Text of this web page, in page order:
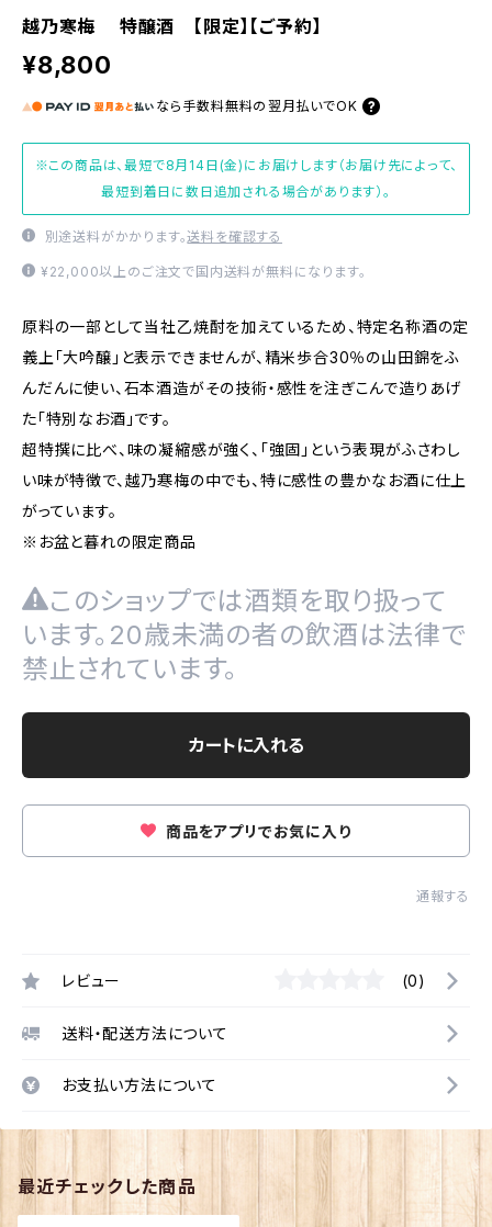
越乃寒梅 特醸酒 【限定】【ご予約】
¥8,800
なら 手数料無料の 翌月払いでOK
※この商品は、最短で8月14日(金)にお届けします（お届け先によって、
最短到着日に数日追加される場合があります）。
別途送料がかかります。送料を確認する
¥22,000以上のご注文で国内送料が無料になります。
原料の一部として当社乙焼酎を加えているため、特定名称酒の定
義上「大吟醸」と表示できませんが、精米歩合30％の山田錦をふ
んだんに使い、石本酒造がその技術・感性を注ぎこんで造りあげ
た「特別なお酒」です。
超特撰に比べ、味の凝縮感が強く、「強固」という表現がふさわし
い味が特徴で、越乃寒梅の中でも、特に感性の豊かなお酒に仕上
がっています。
※お盆と暮れの限定商品
このショップでは酒類を取り扱って
います。20歳未満の者の飲酒は法律で
禁止されています。
カートに入れる
商品をアプリでお気に入り
通報する
レビュー (0)
送料・配送方法について
お支払い方法について
最近チェックした商品